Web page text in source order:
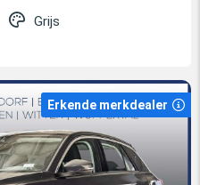
Grijs
Erkende merkdealer